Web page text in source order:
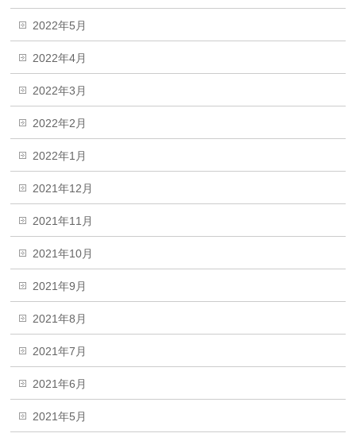
2022年5月
2022年4月
2022年3月
2022年2月
2022年1月
2021年12月
2021年11月
2021年10月
2021年9月
2021年8月
2021年7月
2021年6月
2021年5月